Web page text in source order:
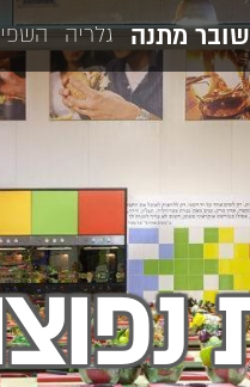
שובר מתנה גלריה